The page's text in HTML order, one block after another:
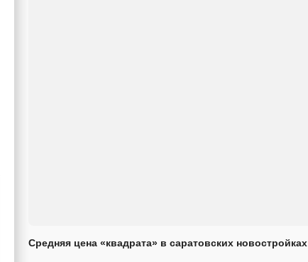
Средняя цена «квадрата» в саратовских